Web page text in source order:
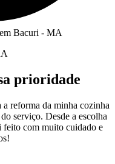
Bacuri - MA
prioridade
reforma da minha cozinha
serviço. Desde a escolha
feito com muito cuidado e